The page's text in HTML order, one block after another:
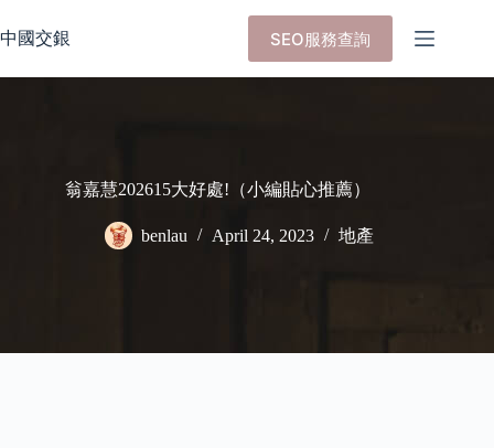
to
content
中國交銀 SEO服務查詢
翁嘉慧202615大好處!（小編貼心推薦）
benlau April 24, 2023 地產